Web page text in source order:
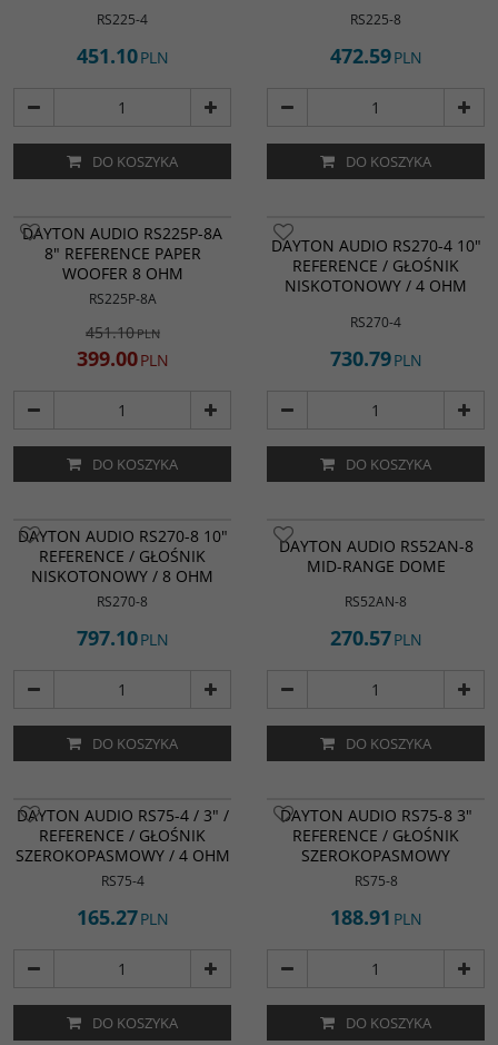
RS225-4
451.10PLN
DO KOSZYKA
RS225-8
472.59PLN
DO KOSZYKA
PROMOCJA
DAYTON AUDIO RS225P-8A
8" REFERENCE PAPER
WOOFER 8 OHM
RS225P-8A
451.10PLN
399.00PLN
DO KOSZYKA
DAYTON AUDIO RS270-4 10"
REFERENCE / GŁOŚNIK
NISKOTONOWY / 4 OHM
RS270-4
730.79PLN
DO KOSZYKA
DAYTON AUDIO RS270-8 10"
REFERENCE / GŁOŚNIK
NISKOTONOWY / 8 OHM
RS270-8
797.10PLN
DO KOSZYKA
DAYTON AUDIO RS52AN-8
MID-RANGE DOME
RS52AN-8
270.57PLN
DO KOSZYKA
DAYTON AUDIO RS75-4 / 3" /
REFERENCE / GŁOŚNIK
SZEROKOPASMOWY / 4 OHM
RS75-4
165.27PLN
DO KOSZYKA
DAYTON AUDIO RS75-8 3"
REFERENCE / GŁOŚNIK
SZEROKOPASMOWY
RS75-8
188.91 PLN
DO KOSZYKA